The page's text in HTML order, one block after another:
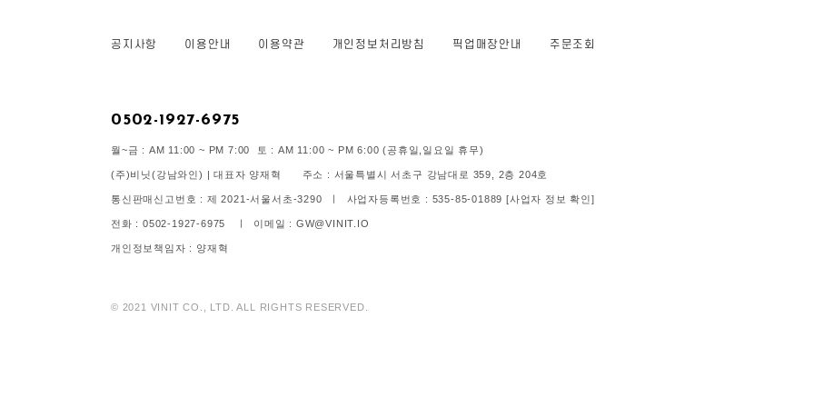
공지사항 이용안내 이용약관 개인정보처리방침 픽업매장안내 주문조회
0502-1927-6975
월~금 : AM 11:00 ~ PM 7:00 토 : AM 11:00 ~ PM 6:00 (공휴일,일요일 휴무)
(주)비닛(강남와인) | 대표자 양재혁 주소 : 서울특별시 서초구 강남대로 359, 2층 204호
통신판매신고번호 : 제 2021-서울서초-3290 ㅣ 사업자등록번호 : 535-85-01889[사업자 정보 확인]
전화 : 0502-1927-6975 ㅣ 이메일 : GW@VINIT.IO
개인정보책임자 : 양재혁
© 2021 VINIT CO., LTD. ALL RIGHTS RESERVED.